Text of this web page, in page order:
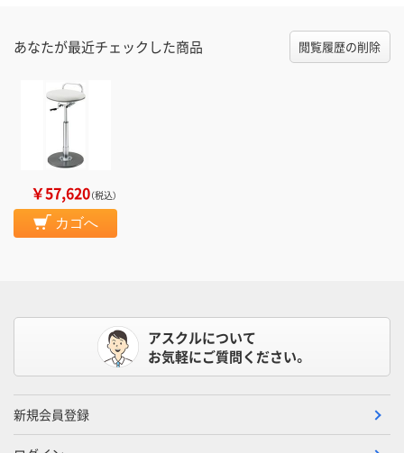
あなたが最近チェックした商品 閲覧履歴の削除
￥57,620（税込）
カゴへ
アスクルについて
お気軽にご質問ください。
新規会員登録